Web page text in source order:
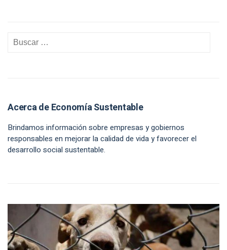
Acerca de Economía Sustentable
Brindamos información sobre empresas y gobiernos
responsables en mejorar la calidad de vida y favorecer el
desarrollo social sustentable.